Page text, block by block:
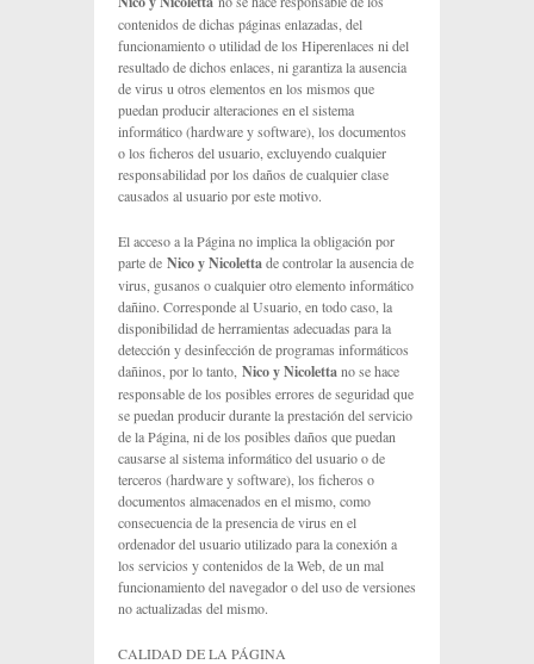
contenidos de dichas páginas enlazadas, del
funcionamiento o utilidad de los Hiperenlaces ni del
resultado de dichos enlaces, ni garantiza la ausencia
de virus u otros elementos en los mismos que
puedan producir alteraciones en el sistema
informático (hardware y software), los documentos
o los ficheros del usuario, excluyendo cualquier
responsabilidad por los daños de cualquier clase
causados al usuario por este motivo.
El acceso a la Página no implica la obligación por
parte de Nico y Nicolettade controlar la ausencia de
virus, gusanos o cualquier otro elemento informático
dañino. Corresponde al Usuario, en todo caso, la
disponibilidad de herramientas adecuadas para la
detección y desinfección de programas informáticos
dañinos, por lo tanto, Nico y Nicolettano se hace
responsable de los posibles errores de seguridad que
se puedan producir durante la prestación del servicio
de la Página, ni de los posibles daños que puedan
causarse al sistema informático del usuario o de
terceros (hardware y software), los ficheros o
documentos almacenados en el mismo, como
consecuencia de la presencia de virus en el
ordenador del usuario utilizado para la conexión a
los servicios y contenidos de la Web, de un mal
funcionamiento del navegador o del uso de versiones
no actualizadas del mismo.
CALIDAD DE LA PÁGINA